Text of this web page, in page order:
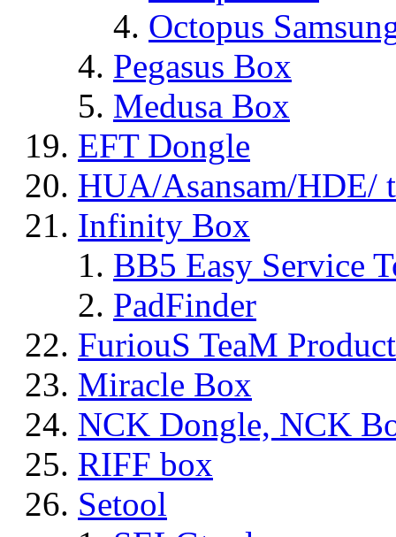
Octopus
Pegasus Box
Medusa Box
EFT Dongle
HUA/Asansam/HDE/
Infinity Box
BB5 Easy Service
PadFinder
FuriouS TeaM
Miracle Box
NCK Dongle, NCK
RIFF box
Setool